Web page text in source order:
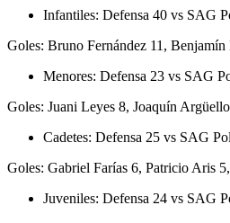
Infantiles: Defensa 40 vs SAG
Goles: Bruno Fernández 11,
Menores: Defensa 23 vs SAG
Goles: Juani Leyes 8, Joaquín
Cadetes: Defensa 25 vs SAG
Goles: Gabriel Farías 6, Patricio Aris
Juveniles: Defensa 24 vs SAG